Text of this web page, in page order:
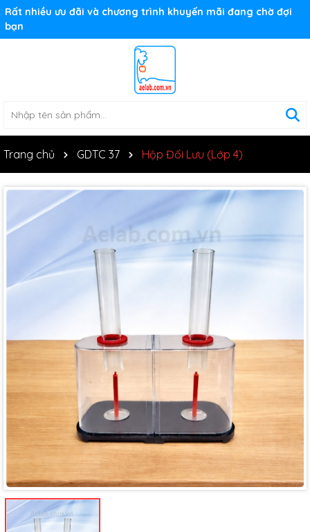
Rất nhiều ưu đãi và chương trình khuyến mãi đang chờ đợi
bạn
Trang chủ GDTC 37 Hộp Đối Lưu (Lớp 4)